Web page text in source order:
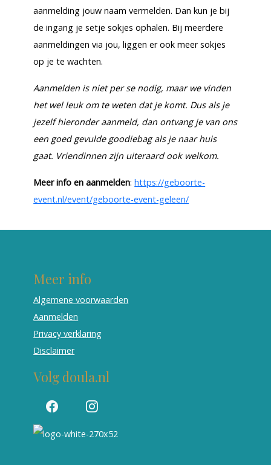
aanmelding jouw naam vermelden. Dan kun je bij
de ingang je setje sokjes ophalen. Bij meerdere
aanmeldingen via jou, liggen er ook meer sokjes
op je te wachten.
Aanmelden is niet per se nodig, maar we vinden
het wel leuk om te weten dat je komt. Dus als je
jezelf hieronder aanmeld, dan ontvang je van ons
een goed gevulde goodiebag als je naar huis
gaat. Vriendinnen zijn uiteraard ook welkom.
Meer info en aanmelden:https://geboorte-
event.nl/event/geboorte-event-geleen/
Meer info
Algemene voorwaarden
Aanmelden
Privacy verklaring
Disclaimer
Volg doula.nl